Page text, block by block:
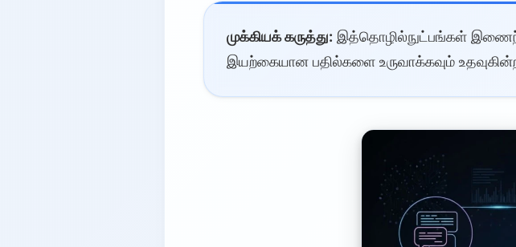
முக்கியக் கருத்து: இத்தொழில்நுட்பங்கள்
இயற்கையான பதில்களை உருவாக்கவும்